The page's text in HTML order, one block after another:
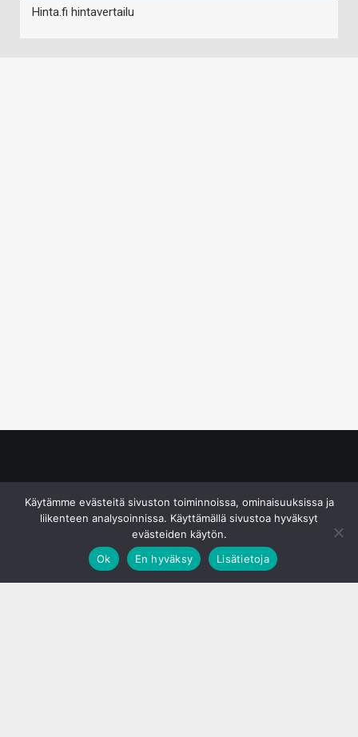
Hinta.fi hintavertailu
Käytämme evästeitä sivuston toiminnoissa, ominaisuuksissa ja
liikenteen analysoinnissa. Käyttämällä sivustoa hyväksyt
evästeiden käytön.
Ok
En hyväksy Lisätietoja